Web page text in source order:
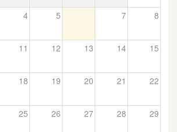
4 5 7 8
11 12 13 14 15
18 19 20 21 22
25 26 27 28 29